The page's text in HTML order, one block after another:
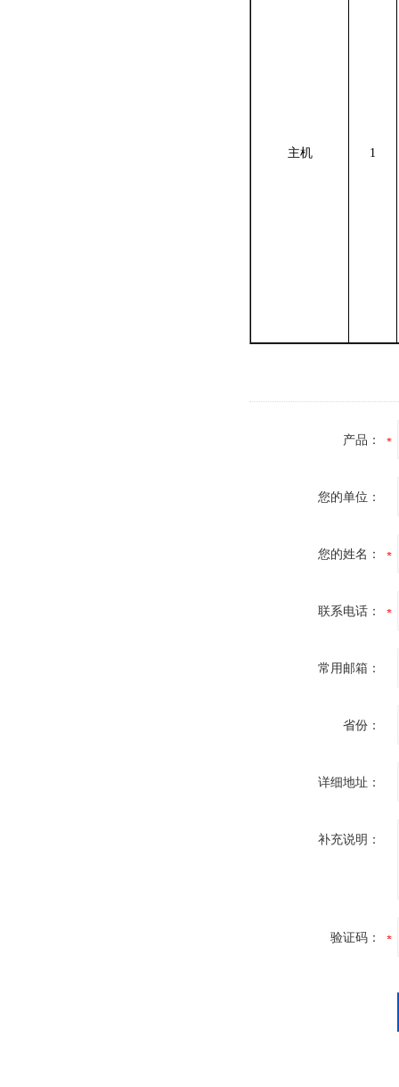
主机 1
产品：
您的单位：
您的姓名：
联系电话：
常用邮箱：
省份：
详细地址：
补充说明：
验证码：